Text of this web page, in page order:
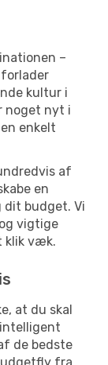
–
kultur i
noget nyt i
enkelt
af
en
dit budget. Vi
vigtige
klik væk.
at du skal
de bedste